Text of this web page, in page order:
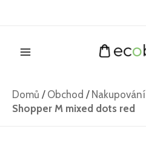
Domů / Obchod / Nakupování
Shopper M mixed dots red